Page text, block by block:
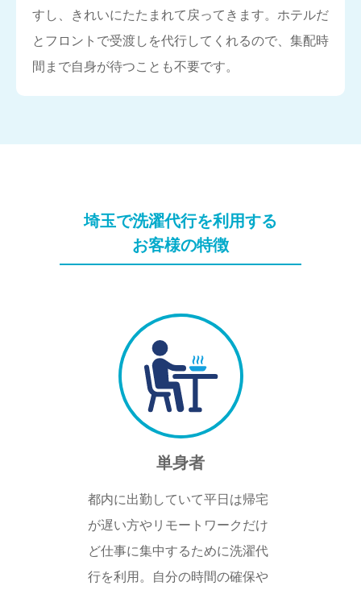
すし、きれいにたたまれて戻ってきます。ホテルだ
とフロントで受渡しを代行してくれるので、集配時
間まで自身が待つことも不要です。
埼玉で洗濯代行を利用する
お客様の特徴
単身者
都内に出勤していて平日は帰宅
が遅い方やリモートワークだけ
ど仕事に集中するために洗濯代
行を利用。自分の時間の確保や